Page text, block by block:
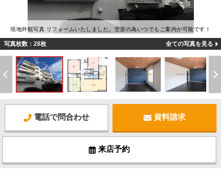
現地外観写真 リフォームいたしました。空室の為いつでもご案内が可能です！
写真枚数：28枚 全ての写真を見る
電話で問合わせ 資料請求
来店予約